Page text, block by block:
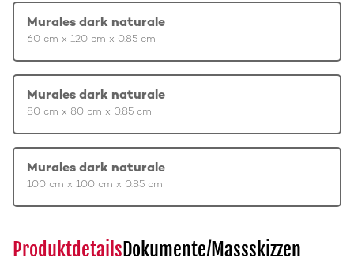
Murales dark naturale
60 cm x 120 cm x 0.85 cm
Murales dark naturale
80 cm x 80 cm x 0.85 cm
Murales dark naturale
100 cm x 100 cm x 0.85 cm
ProduktdetailsDokumente/Massskizzen